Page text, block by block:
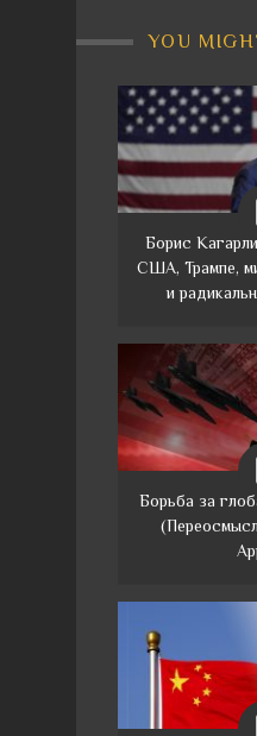
YOU
Борис
США, Трампе,
и
Борьба за